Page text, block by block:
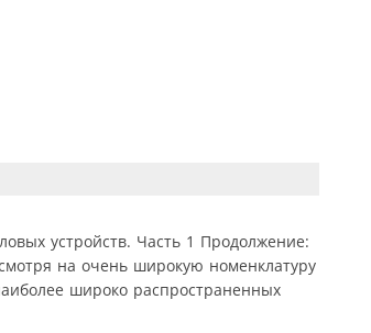
устройств. Часть 1 Продолжение:
на очень широкую номенклатуру
широко распространенных